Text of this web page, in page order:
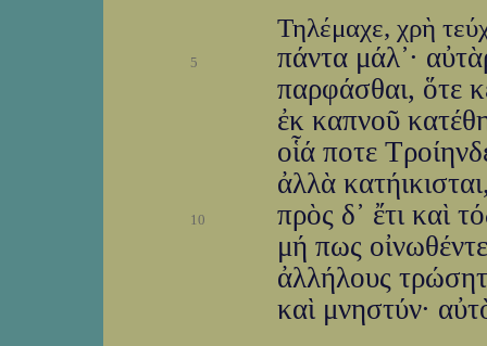
Τηλέμαχε, χρὴ
5
πάντα μάλ᾽·
παρφάσθαι, ὅτε
ἐκ καπνοῦ
οἷά ποτε
ἀλλὰ
10
πρὸς δ᾽ ἔτι καὶ
μή πως
ἀλλήλους
καὶ μνηστύν·